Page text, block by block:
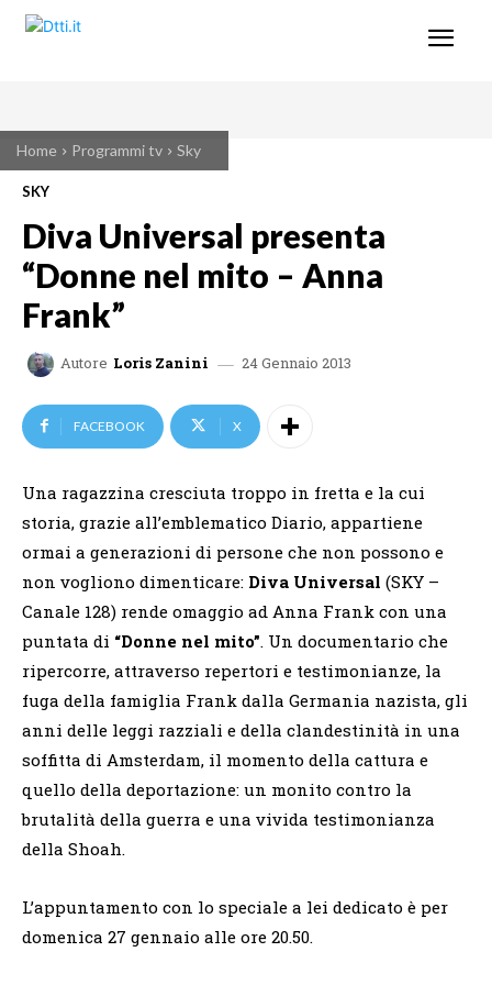
Home Programmi tv Sky
SKY
Diva Universal presenta
“Donne nel mito – Anna
Frank”
Autore Loris Zanini 24 Gennaio 2013
FACEBOOK X
Una ragazzina cresciuta troppo in fretta e la cui
storia, grazie all’emblematico Diario, appartiene
ormai a generazioni di persone che non possono e
non vogliono dimenticare: Diva Universal (SKY –
Canale 128) rende omaggio ad Anna Frank con una
puntata di “Donne nel mito”. Un documentario che
ripercorre, attraverso repertori e testimonianze, la
fuga della famiglia Frank dalla Germania nazista, gli
anni delle leggi razziali e della clandestinità in una
soffitta di Amsterdam, il momento della cattura e
quello della deportazione: un monito contro la
brutalità della guerra e una vivida testimonianza
della Shoah.
L’appuntamento con lo speciale a lei dedicato è per
domenica 27 gennaio alle ore 20.50.